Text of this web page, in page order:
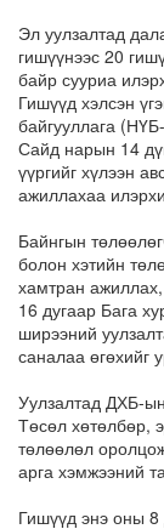
Эл уулзалтад
гишүүнээс 20
байр сууриа
Гишүүд хэлсэн
байгууллага
Сайд нарын 14
үүргийг хүлээн
ажиллахаа
Байнгын
болон хэтийн
хамтран
16 дугаар Бага
ширээний
саналаа өгөхийг
Уулзалтад ДХБ-
Төсөл хөтөлбөр,
төлөөлөл
арга хэмжээний
Гишүүд энэ оны